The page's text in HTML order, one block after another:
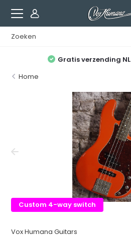
Gratis verzending NL
Home
Custom 4-way switch
Vox Humana Guitars